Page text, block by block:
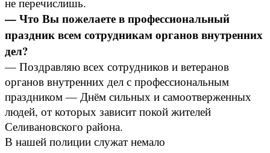
— Что Вы пожелаете в профессиональный
праздник всем сотрудникам органов внутренних
дел?
— Поздравляю всех сотрудников и ветеранов
органов внутренних дел с профессиональным
праздником — Днём сильных и самоотверженных
людей, от которых зависит покой жителей
Селивановского района.
В нашей полиции служат немало